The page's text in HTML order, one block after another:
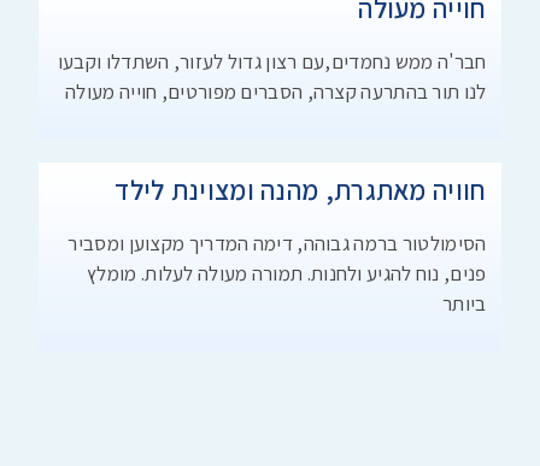
חוייה מעולה
חבר'ה ממש נחמדים,עם רצון גדול לעזור, השתדלו וקבעו
לנו תור בהתרעה קצרה, הסברים מפורטים, חוייה מעולה
חוויה מאתגרת, מהנה ומצוינת לילד
הסימולטור ברמה גבוהה, דימה המדריך מקצוען ומסביר
פנים, נוח להגיע ולחנות. תמורה מעולה לעלות. מומלץ
ביותר